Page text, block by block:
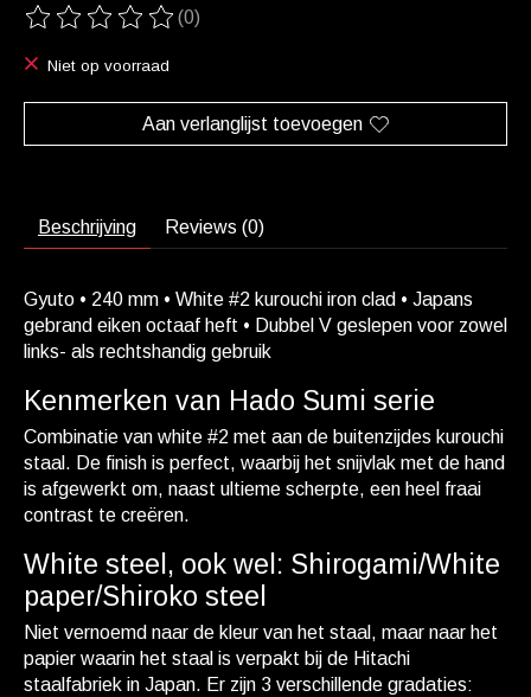
De beoordeling van dit product is
(0)
Niet op voorraad
Aan verlanglijst toevoegen
Beschrijving Reviews (0)
Gyuto • 240 mm • White #2 kurouchi iron clad • Japans
gebrand eiken octaaf heft • Dubbel V geslepen voor zowel
links- als rechtshandig gebruik
Kenmerken van Hado Sumi serie
Combinatie van white #2 met aan de buitenzijdes kurouchi
staal. De finish is perfect, waarbij het snijvlak met de hand
is afgewerkt om, naast ultieme scherpte, een heel fraai
contrast te creëren.
White steel, ook wel: Shirogami/White
paper/Shiroko steel
Niet vernoemd naar de kleur van het staal, maar naar het
papier waarin het staal is verpakt bij de Hitachi
staalfabriek in Japan. Er zijn 3 verschillende gradaties: